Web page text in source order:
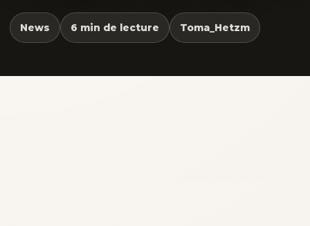
News 6 min de lecture Toma_Hetzm